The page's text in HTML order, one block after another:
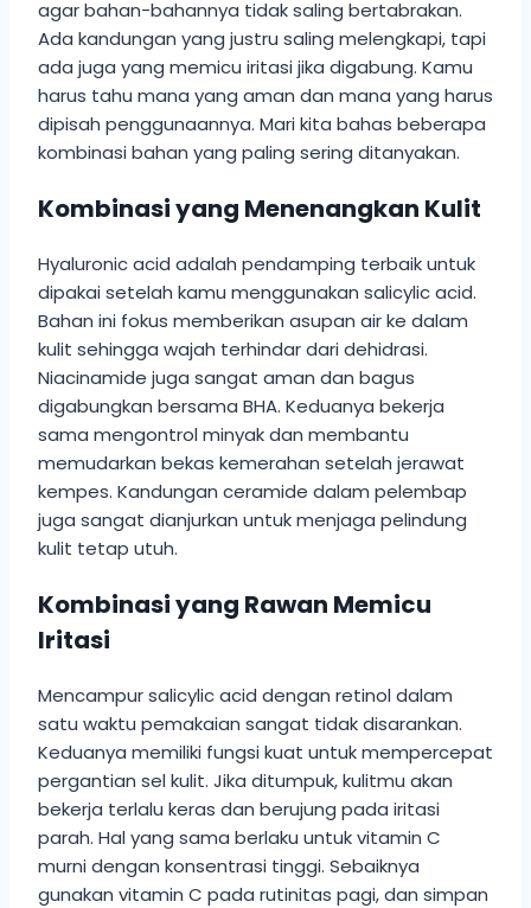
agar bahan-bahannya tidak saling bertabrakan.
Ada kandungan yang justru saling melengkapi, tapi
ada juga yang memicu iritasi jika digabung. Kamu
harus tahu mana yang aman dan mana yang harus
dipisah penggunaannya. Mari kita bahas beberapa
kombinasi bahan yang paling sering ditanyakan.
Kombinasi yang Menenangkan Kulit
Hyaluronic acid adalah pendamping terbaik untuk
dipakai setelah kamu menggunakan salicylic acid.
Bahan ini fokus memberikan asupan air ke dalam
kulit sehingga wajah terhindar dari dehidrasi.
Niacinamide juga sangat aman dan bagus
digabungkan bersama BHA. Keduanya bekerja
sama mengontrol minyak dan membantu
memudarkan bekas kemerahan setelah jerawat
kempes. Kandungan ceramide dalam pelembap
juga sangat dianjurkan untuk menjaga pelindung
kulit tetap utuh.
Kombinasi yang Rawan Memicu
Iritasi
Mencampur salicylic acid dengan retinol dalam
satu waktu pemakaian sangat tidak disarankan.
Keduanya memiliki fungsi kuat untuk mempercepat
pergantian sel kulit. Jika ditumpuk, kulitmu akan
bekerja terlalu keras dan berujung pada iritasi
parah. Hal yang sama berlaku untuk vitamin C
murni dengan konsentrasi tinggi. Sebaiknya
gunakan vitamin C pada rutinitas pagi, dan simpan